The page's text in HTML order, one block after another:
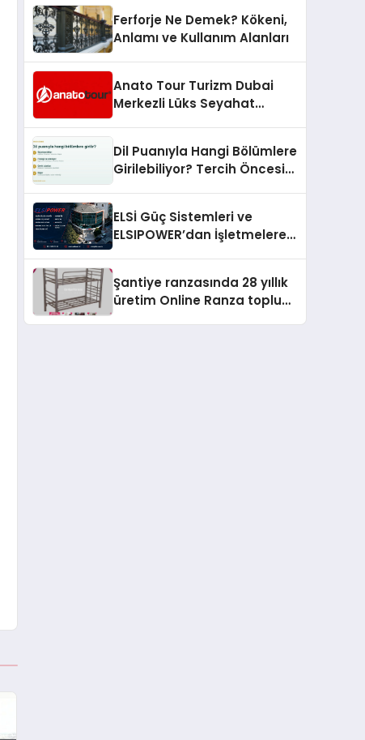
Ferforje Ne Demek? Kökeni,
Anlamı ve Kullanım Alanları
Anato Tour Turizm Dubai
Merkezli Lüks Seyahat
Dil Puanıyla Hangi Bölümlere
Girilebiliyor? Tercih Öncesi
ELSİ Güç Sistemleri ve
ELSIPOWER’dan İşletmelere
Şantiye ranzasında 28 yıllık
üretim Online Ranza toplu